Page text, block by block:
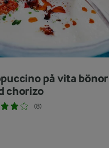
på vita bönor
chorizo
(8)